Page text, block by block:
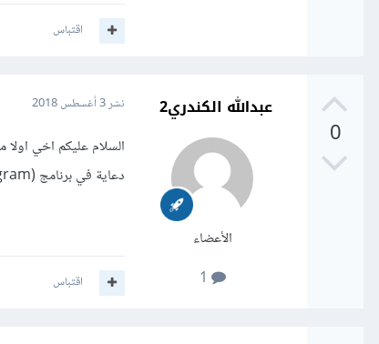
اقتباس
0
عبدالله الكندري2
الأعضاء
نشر3 أغسطس 2018
السلام عليكم اخي
دعاية في برنامج (Instagram)او(Snap chat)او (YouTube)
اقتباس